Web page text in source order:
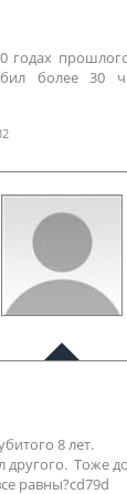
годах
более 30
8 лет.
другого. Тоже
равны?cd79d